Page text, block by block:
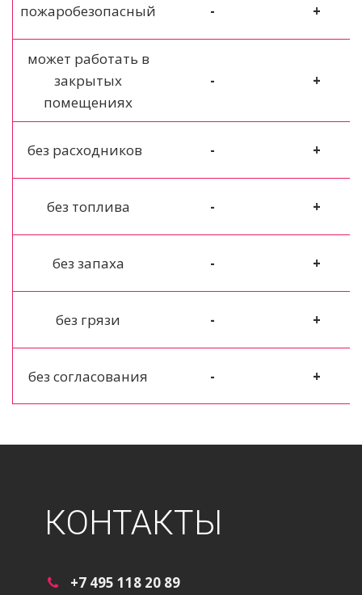
пожаробезопасный - +
может работать в
закрытых
помещениях
- +
без расходников - +
без топлива - +
без запаха - +
без грязи - +
без согласования - +
КОНТАКТЫ
+7 495 118 20 89